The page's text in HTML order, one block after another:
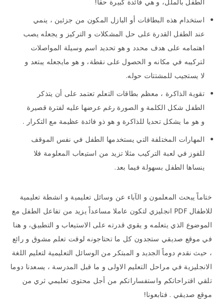
استخدام هذه البطاقات أو البازل المكون من جزئين ، ينمي
عند الطفل القدرة على حل المشكلات و التركيز و يجعله يصب
اهتمامه على هدف محدد و هو تحديد اسم وسيلة المواصلات
لتركيبه في مكانه و الحصول على نقطة، و هو مايجعله يبتعد و
لا يستجيب للمشتتات حوله.
تقوية الذاكرة ، معظم بطاقات التعلم تعتمد على أن يتذكر
الطفل شكل الكلمة و الصورة رغم عرضها عليه لفترة قصيرة
و هو ما يشكل تحديا للذاكرة و هو ذو فائدة عظيمة مع التكرار .
المهارات المختلفة التي يستخدمها الطفل في نفس الموقف
للفوز في لعبة التركيب مثلا تزيد من استيعاب المعلومة فلا
ينساها الطفل بسهولة فيما بعد.
ختاماً يبحث المعلمون و الآباء عن وسائل تعليمية و انشطة تعليمية
للاطفال PDF انجليزي لتكون عاملا مساعداً يزيد من تفاعل الطفل مع
الموضوع الذي يتعلمه و يقوي قدرته على الاستيعاب و التطبيق، و هنا
في موقع صديقي ستجدون كل ما تحتاجونه لوقت تعلم مشوق و رائع
، حيث نقدم دوماً الجديد و المبتكر من الوسائل التعليمية لتعليم اللغة
الانجليزية في مراحل التعليم الاولى و ما قبل المدرسة ، يسعدنا دوما
تلقي اقتراحاتكم واستفساراتكم من أجل محتوى تعليمي ثري من
موقع صديقي . فتابعونا!